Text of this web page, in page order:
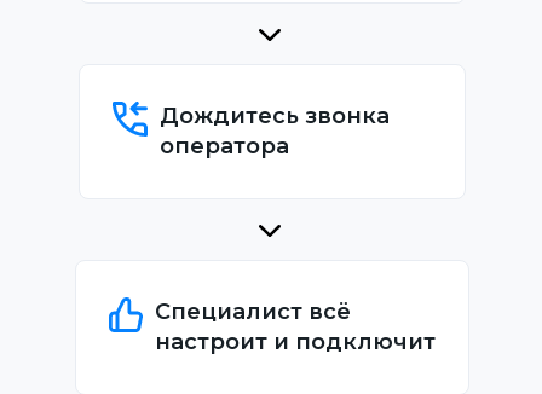
Дождитесь звонка
оператора
Специалист всё
настроит и подключит